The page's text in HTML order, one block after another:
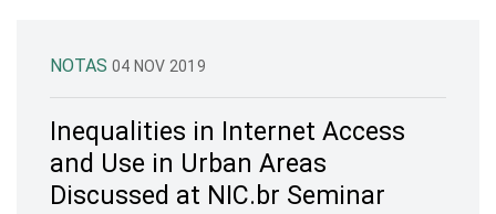
NOTAS 04 NOV 2019
Inequalities in Internet Access
and Use in Urban Areas
Discussed at NIC.br Seminar